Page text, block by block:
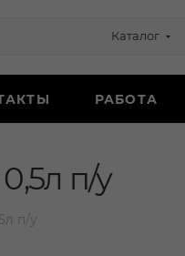
Каталог
РАБОТА
п/у
п/у